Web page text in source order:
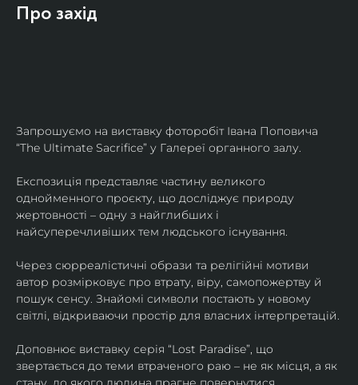
Про захід
Запрошуємо на виставку фоторобіт Івана Поповича
“The Ultimate Sacrifice” у Галереї органного залу.
Експозиція представляє частину великого
однойменного проєкту, що досліджує природу
жертовності – одну з найглибших і
найсуперечливіших тем людського існування.
Через сюрреалістичні образи та релігійні мотиви
автор розмірковує про втрату, віру, самопожертву й
пошук сенсу. Знайомі символи постають у новому
світлі, відкриваючи простір для власних інтерпретацій.
Доповнює виставку серія “Lost Paradise”, що
звертається до теми втраченого раю – не як місця, а як